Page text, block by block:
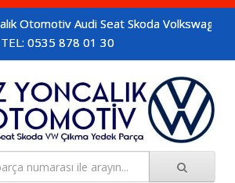
Otomotiv Audi Seat Skoda Volkswagen
TEL: 0535 878 01 30